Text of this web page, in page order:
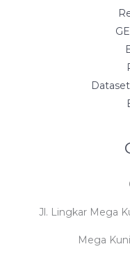
Jl. Lingkar Mega
Mega